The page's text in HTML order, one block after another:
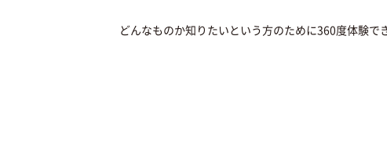
どんなものか知りたいという方のために360度体験で